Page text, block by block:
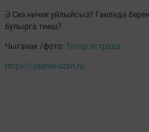
Ә Сез ничек уйлыйсыз? Гаиләдә
булырга тиеш?
Чыганак /фото: Татар эстрада
https://yashel-uzan.ru